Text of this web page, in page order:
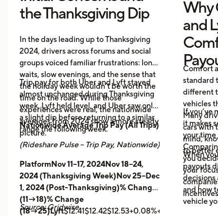
the Thanksgiving Dip
In the days leading up to Thanksgiving
2024, drivers across forums and social
groups voiced familiar frustrations: long
waits, slow evenings, and the sense that
the holiday week wouldn’t be worth the
time on the road. While those
experiences were real, the nationwide
averages from 2024 show a more steady
picture.
Trip pay for both Uber and Lyft stayed
almost unchanged during Thanksgiving
week. Lyft held level, and Uber saw only
a slight dip before returning to a similar
range the following week.
Nationwide Average Trip Pay (All Trips)
(Rideshare Pulse – Trip Pay, Nationwide)
PlatformNov 11–17, 2024Nov 18–24,
2024 (Thanksgiving Week)Nov 25–Dec
1, 2024 (Post-Thanksgiving)% Change
(11→18)% Change
(18→25)Lyft$12.41$12.42$12.53+0.08%+0.89%
Source: Gridwise
Why
and
Comfort
standard
different
vehicles
Many
cars with
mind,
to better
If you’ve
it makes
your time
you
your
When
payouts
decisions
and how
vehicle